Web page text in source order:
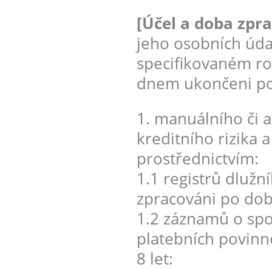
[Účel a doba
jeho osobních
specifikovaném
dnem ukončeni
1. manuálního či
kreditního rizika
prostřednictvím:
1.1 registrů
zpracováni po
1.2 záznamů o
platebních
8 let: